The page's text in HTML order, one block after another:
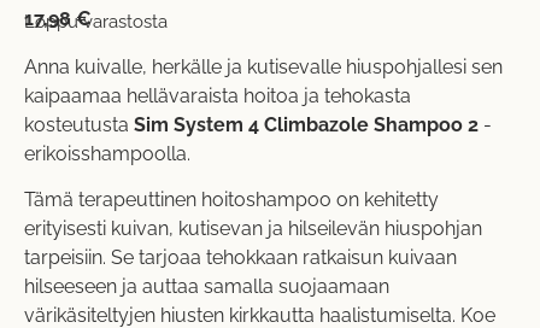
17,98€
Loppu varastosta
Anna kuivalle, herkälle ja kutisevalle hiuspohjallesi sen
kaipaamaa hellävaraista hoitoa ja tehokasta
kosteutusta Sim System 4 Climbazole Shampoo 2 -
erikoisshampoolla.
Tämä terapeuttinen hoitoshampoo on kehitetty
erityisesti kuivan, kutisevan ja hilseilevän hiuspohjan
tarpeisiin. Se tarjoaa tehokkaan ratkaisun kuivaan
hilseeseen ja auttaa samalla suojaamaan
värikäsiteltyjen hiusten kirkkautta haalistumiselta. Koe